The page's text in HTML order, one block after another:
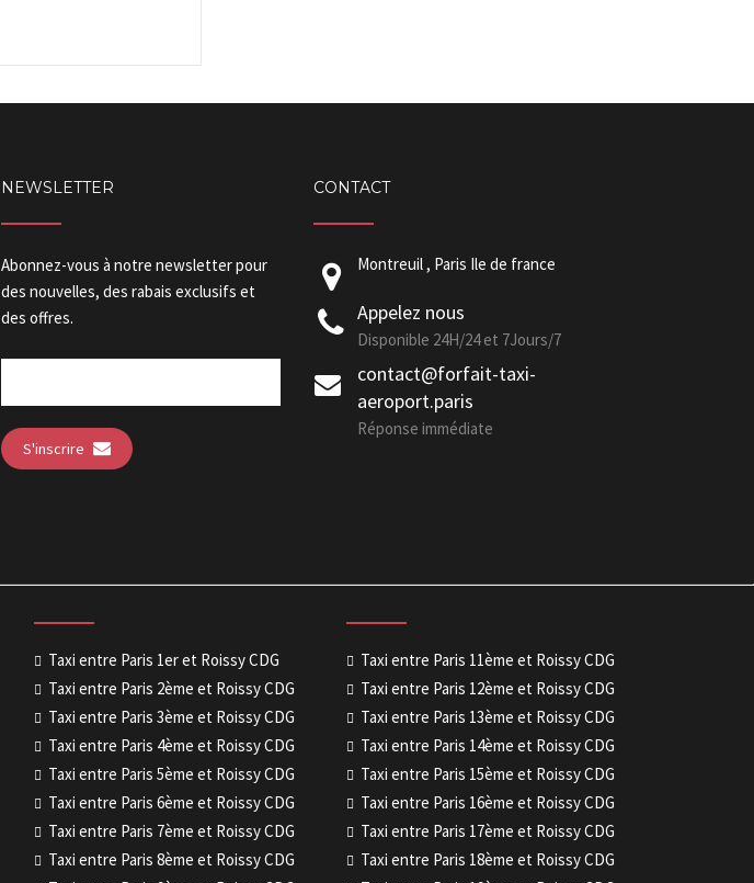
NEWSLETTER
Abonnez-vous à notre newsletter pour
des nouvelles, des rabais exclusifs et
des offres.
S'inscrire
CONTACT
Montreuil , Paris Ile de france
Appelez nous
Disponible 24H/24 et 7Jours/7
contact@forfait-taxi-
aeroport.paris
Réponse immédiate
Taxi entre Paris 1er et Roissy CDG
Taxi entre Paris 2ème et Roissy CDG
Taxi entre Paris 3ème et Roissy CDG
Taxi entre Paris 4ème et Roissy CDG
Taxi entre Paris 5ème et Roissy CDG
Taxi entre Paris 6ème et Roissy CDG
Taxi entre Paris 7ème et Roissy CDG
Taxi entre Paris 8ème et Roissy CDG
Taxi entre Paris 11ème et Roissy CDG
Taxi entre Paris 12ème et Roissy CDG
Taxi entre Paris 13ème et Roissy CDG
Taxi entre Paris 14ème et Roissy CDG
Taxi entre Paris 15ème et Roissy CDG
Taxi entre Paris 16ème et Roissy CDG
Taxi entre Paris 17ème et Roissy CDG
Taxi entre Paris 18ème et Roissy CDG